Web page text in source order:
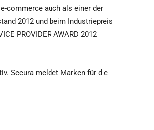
commerce auch als einer der
2012 und beim Industriepreis
PROVIDER AWARD 2012
Secura meldet Marken für die